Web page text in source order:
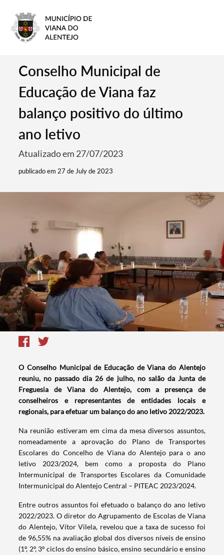
Conselho Municipal de
Educação de Viana faz
balanço positivo do último
ano letivo
Atualizado em 27/07/2023
publicado em 27 de July de 2023
O Conselho Municipal de Educação de Viana do Alentejo
reuniu, no passado dia 26 de julho, no salão da Junta de
Freguesia de Viana do Alentejo, com a presença de
conselheiros e representantes de entidades locais e
regionais, para efetuar um balanço do ano letivo 2022/2023.
Na reunião estiveram em cima da mesa diversos assuntos,
nomeadamente a aprovação do Plano de Transportes
Escolares do Concelho de Viana do Alentejo para o ano
letivo 2023/2024, bem como a proposta do Plano
Intermunicipal de Transportes Escolares da Comunidade
Intermunicipal do Alentejo Central – PITEAC 2023/2024.
Entre outros assuntos foi efetuado o balanço do ano letivo
2022/2023. O diretor do Agrupamento de Escolas de Viana
do Alentejo, Vítor Vilela, revelou que a taxa de sucesso foi
de 96,55% na avaliação global dos diversos níveis de ensino
(1º, 2º, 3º ciclos do ensino básico, ensino secundário e ensino